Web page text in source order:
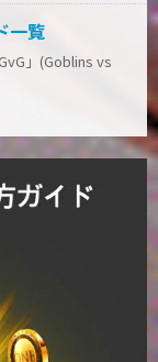
一覧
」(Goblins vs